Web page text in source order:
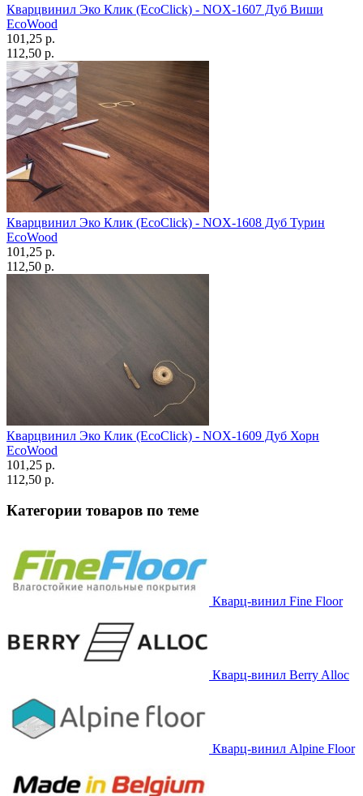
Кварцвинил Эко Клик (EcoClick) - NOX-1607 Дуб Виши
EcoWood
101,25 p.
112,50 p.
Кварцвинил Эко Клик (EcoClick) - NOX-1608 Дуб Турин
EcoWood
101,25 p.
112,50 p.
Кварцвинил Эко Клик (EcoClick) - NOX-1609 Дуб Хорн
EcoWood
101,25 p.
112,50 p.
Категории товаров по теме
Кварц-винил Fine Floor
Кварц-винил Berry Alloc
Кварц-винил Alpine Floor